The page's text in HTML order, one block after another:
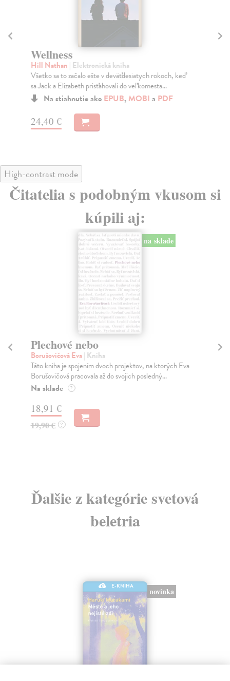
Wellness
Hill Nathan | Elektronická kniha
Všetko sa to začalo ešte v deväťdesiatych rokoch, keď
sa Jack a Elizabeth prisťahovali do veľkomesta...
Na stiahnutie ako EPUB,MOBI a PDF
24,40 €
High-contrast mode
Čitatelia s podobným vkusom si
kúpili aj:
na sklade
Plechové nebo
Borušovičová Eva| Kniha
Táto kniha je spojením dvoch projektov, na ktorých Eva
Borušovičová pracovala až do svojich posledný...
Na sklade ?
18,91 €
19,90 € ?
Ďalšie z kategórie svetová
beletria
E-KNIHA
novinka